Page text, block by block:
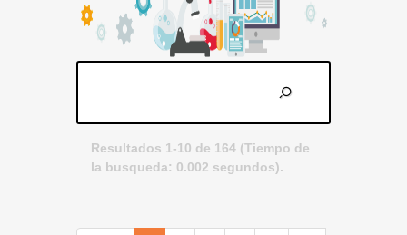
Resultados 1-10 de 164 (Tiempo de
la busqueda: 0.002 segundos).